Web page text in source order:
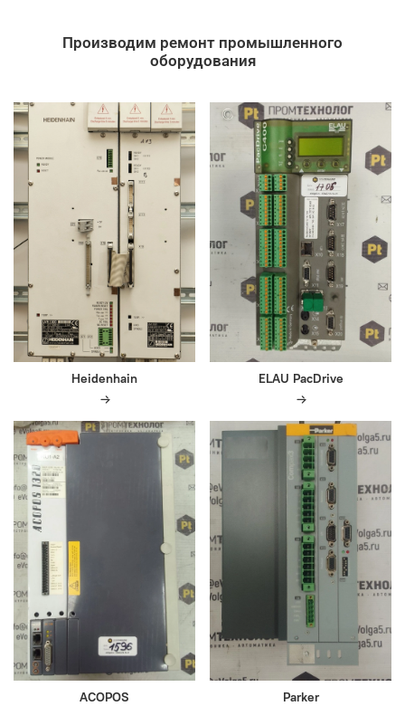
Производим ремонт промышленного
оборудования
Heidenhain ELAU PacDrive
ACOPOS Parker